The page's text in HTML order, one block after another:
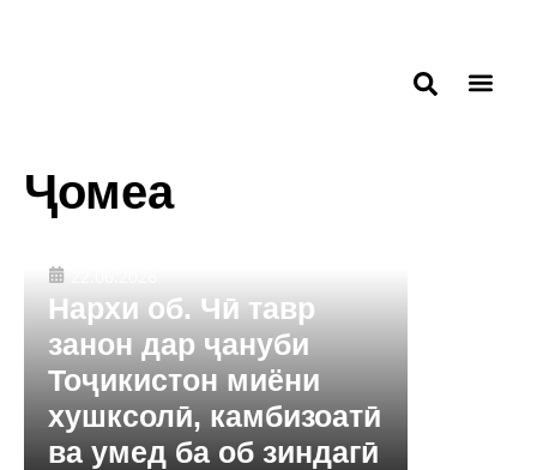
Ҷомеа
Нархи об. Чӣ тавр
занон дар ҷануби
Тоҷикистон миёни
хушксолӣ, камбизоатӣ
ва умед ба об зиндагӣ